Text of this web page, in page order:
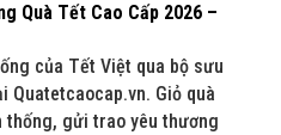
Quà Tết Cao Cấp 2026 –
của Tết Việt qua bộ sưu
Quatetcaocap.vn. Giỏ quà
gửi trao yêu thương